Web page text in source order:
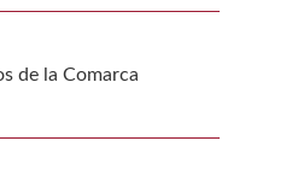
de la Comarca